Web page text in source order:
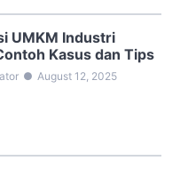
UMKM Industri
Kasus dan Tips
● August 12, 2025